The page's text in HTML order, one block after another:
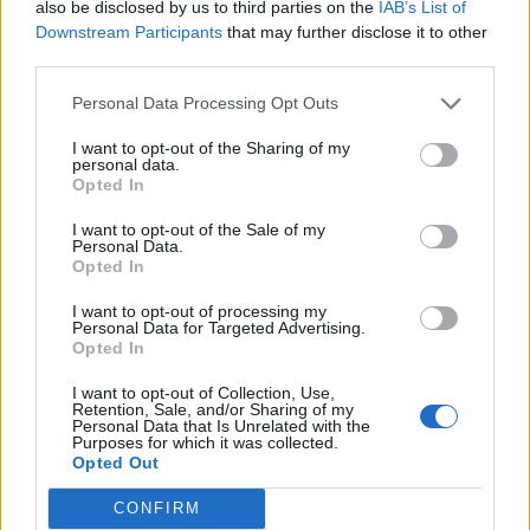
also be disclosed by us to third parties on the IAB’s List of
Downstream Participants that may further disclose it to other
Personal Data Processing Opt Outs
I want to opt-out of the Sharing of my
personal data.
Opted In
I want to opt-out of the Sale of my
Personal Data.
Opted In
I want to opt-out of processing my
Personal Data for Targeted Advertising.
Opted In
I want to opt-out of Collection, Use,
Retention, Sale, and/or Sharing of my
Personal Data that Is Unrelated with the
Purposes for which it was collected.
Opted Out
CONFIRM
17 Luca Di Angelo Macomerese
18 Giacomo Fantasia Thiesi 2
Stefano Gargiulo Ciocca
VISUALIZZA TUTTO